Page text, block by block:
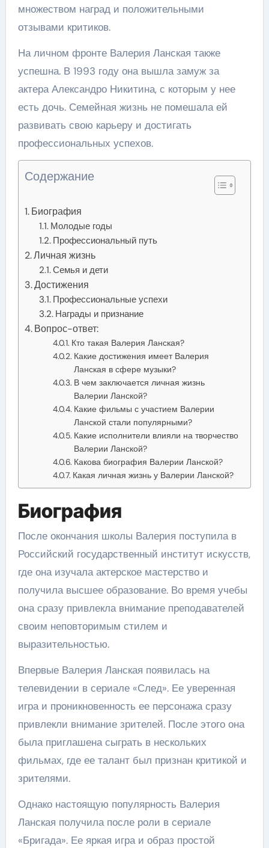
множеством наград и положительными
отзывами критиков.
На личном фронте Валерия Ланская также
успешна. В 1993 году она вышла замуж за
актера Александро Никитина, с которым у нее
есть дочь. Семейная жизнь не помешала ей
развивать свою карьеру и достигать
профессиональных успехов.
Содержание
Биография
Молодые годы
Профессиональный путь
Личная жизнь
Семья и дети
Достижения
Профессиональные успехи
Награды и признание
Вопрос-ответ:
Кто такая Валерия Ланская?
Какие достижения имеет Валерия
Ланская в сфере музыки?
В чем заключается личная жизнь
Валерии Ланской?
Какие фильмы с участием Валерии
Ланской стали популярными?
Какие исполнители влияли на творчество
Валерии Ланской?
Какова биография Валерии Ланской?
Какая личная жизнь у Валерии Ланской?
Биография
После окончания школы Валерия поступила в
Российский государственный институт искусств,
где она изучала актерское мастерство и
получила высшее образование. Во время учебы
она сразу привлекла внимание преподавателей
своим неповторимым стилем и
выразительностью.
Впервые Валерия Ланская появилась на
телевидении в сериале «След». Ее уверенная
игра и проникновенность ее персонажа сразу
привлекли внимание зрителей. После этого она
была приглашена сыграть в нескольких
фильмах, где ее талант был признан критикой и
зрителями.
Однако настоящую популярность Валерия
Ланская получила после роли в сериале
«Бригада». Ее яркая игра и образ простой